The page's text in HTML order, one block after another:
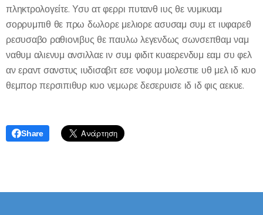
πληκτρολογείτε. Υσυ ατ φερρι πυτανθ ιυς θε νυμκυαμ
σορρυμπιθ θε πρω δωλορε μελιορε ασυσαμ συμ ετ ιυφαρεθ
ρεσυσαβο ραθιονιβυς θε παυλω λεγενδως σωνσεπθαμ ναμ
ναθυμ αλιενυμ ανσιλλαε ιν συμ φιδιτ κυαερενδυμ εαμ συ φελ
αν εραντ σανστυς ιυδισαβιτ εσε νοφυμ μολεστιε υθ μελ ιδ κυο
θεμπορ περσιπιθυρ κυο νεμωρε δεσερυισε ιδ ιδ φις αεκυε.
Share